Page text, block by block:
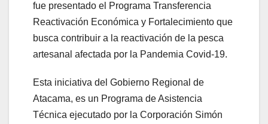
fue presentado el Programa Transferencia
Reactivación Económica y Fortalecimiento que
busca contribuir a la reactivación de la pesca
artesanal afectada por la Pandemia Covid-19.
Esta iniciativa del Gobierno Regional de
Atacama, es un Programa de Asistencia
Técnica ejecutado por la Corporación Simón